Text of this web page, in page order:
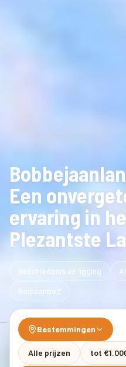
Een
ervaring in
Plezantste
Geschiedenis en ligging
Reisaanbod
Bestemmingen
Alle prijzen tot